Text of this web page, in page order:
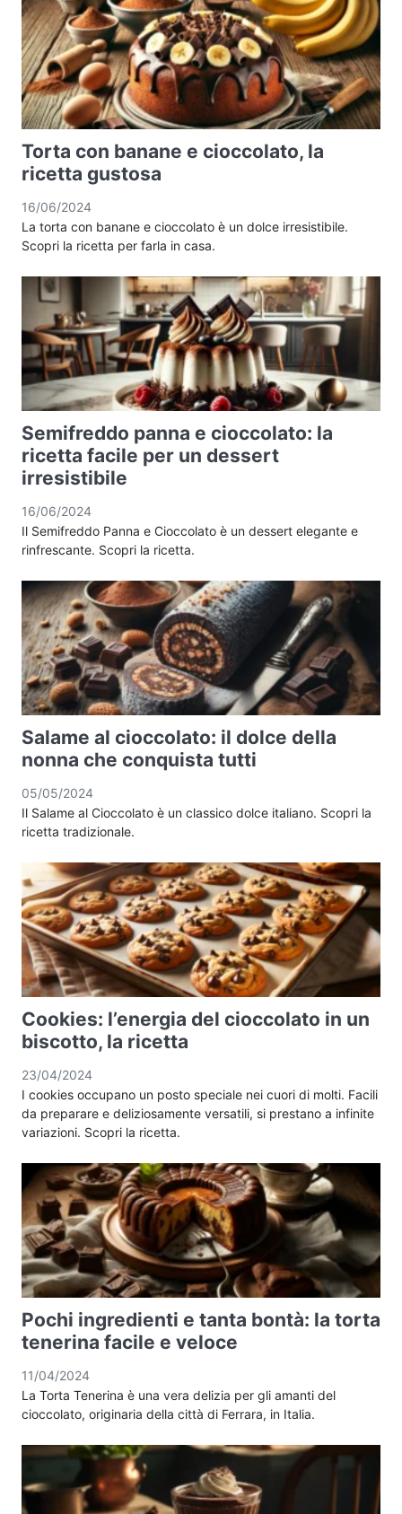
Torta con banane e cioccolato, la
ricetta gustosa
16/06/2024
La torta con banane e cioccolato è un dolce irresistibile.
Scopri la ricetta per farla in casa.
Semifreddo panna e cioccolato: la
ricetta facile per un dessert
irresistibile
16/06/2024
Il Semifreddo Panna e Cioccolato è un dessert elegante e
rinfrescante. Scopri la ricetta.
Salame al cioccolato: il dolce della
nonna che conquista tutti
05/05/2024
Il Salame al Cioccolato è un classico dolce italiano. Scopri la
ricetta tradizionale.
Cookies: l’energia del cioccolato in un
biscotto, la ricetta
23/04/2024
I cookies occupano un posto speciale nei cuori di molti. Facili
da preparare e deliziosamente versatili, si prestano a infinite
variazioni. Scopri la ricetta.
Pochi ingredienti e tanta bontà: la torta
tenerina facile e veloce
11/04/2024
La Torta Tenerina è una vera delizia per gli amanti del
cioccolato, originaria della città di Ferrara, in Italia.